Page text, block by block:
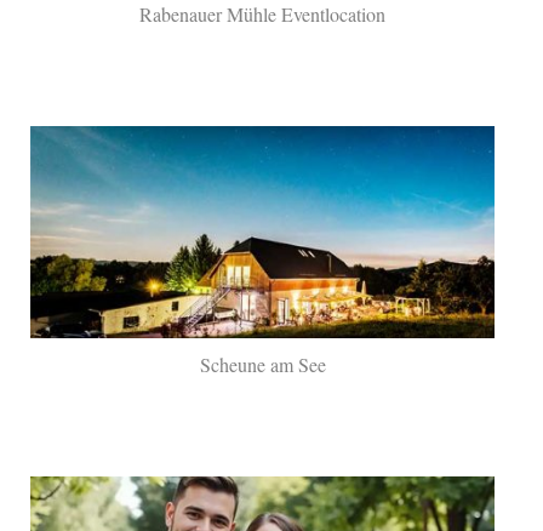
Rabenauer Mühle Eventlocation
Scheune am See